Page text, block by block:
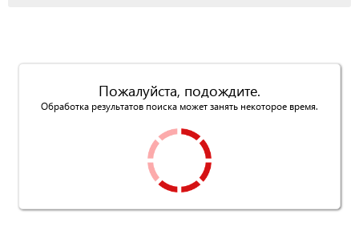
Пожалуйста, подождите.
Обработка результатов поиска может занять некоторое время.